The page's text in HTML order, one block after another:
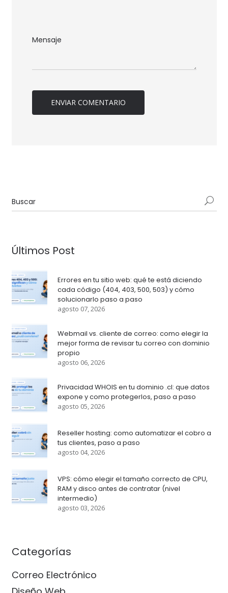
Últimos Post
Errores en tu sitio web: qué te está diciendo
cada código (404, 403, 500, 503) y cómo
solucionarlo paso a paso
agosto 07, 2026
Webmail vs. cliente de correo: como elegir la
mejor forma de revisar tu correo con dominio
propio
agosto 06, 2026
Privacidad WHOIS en tu dominio .cl: que datos
expone y como protegerlos, paso a paso
agosto 05, 2026
Reseller hosting: como automatizar el cobro a
tus clientes, paso a paso
agosto 04, 2026
VPS: cómo elegir el tamaño correcto de CPU,
RAM y disco antes de contratar (nivel
intermedio)
agosto 03, 2026
Categorías
Correo Electrónico